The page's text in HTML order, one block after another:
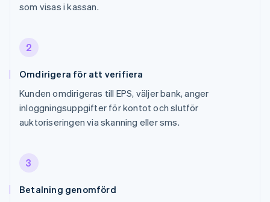
som visas i kassan.
2
Omdirigera för att verifiera
Kunden omdirigeras till EPS, väljer bank, anger
inloggningsuppgifter för kontot och slutför
auktoriseringen via skanning eller sms.
3
Betalning genomförd